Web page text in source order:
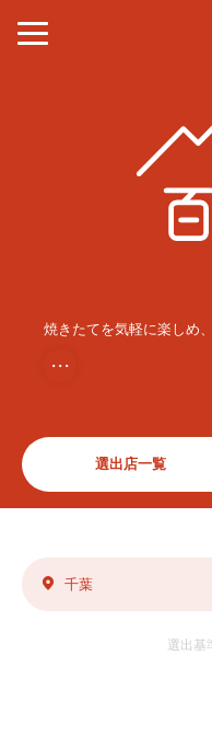
焼きたてを気軽に楽しめ
・・・
選出店一覧
千葉
選出基